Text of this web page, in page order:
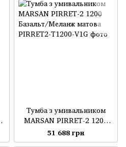
Тумба з умивальником
MARSAN PIRRET-2 1200
Базальт/Меланж матова
51 688 грн